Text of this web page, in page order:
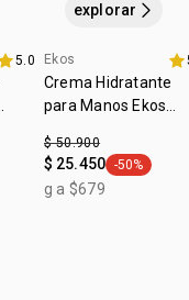
explorar
5.0 fecha dupla
Ekos
Crema Hidratante
para Manos Ekos
$ 50.900
$ 25.450 general.tag
-50%
g a $679